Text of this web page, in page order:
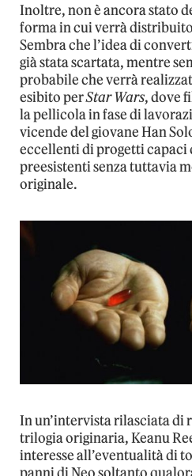
Inoltre, non è ancora stato
forma in cui verrà
Sembra che l’idea di
già stata scartata, mentre
probabile che verrà
esibito perStar Wars, dove
la pellicola in fase di
vicende del giovane Han
eccellenti di progetti capaci
preesistenti senza tuttavia
originale.
In un’intervista rilasciata di
trilogia originaria, Keanu
interesse all’eventualità di